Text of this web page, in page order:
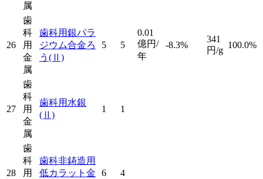
属
26
歯
科
用
金
属
歯科用銀パラ
ジウム合金ろ
う (Ⅱ)
5 5
0.01
億円/
年
-8.3%
341
円/g
100.0%
27
歯
科
用
金
属
歯科用水銀
(Ⅱ)
1 1
28
歯
科
用
歯科非鋳造用
低カラット金
6 4